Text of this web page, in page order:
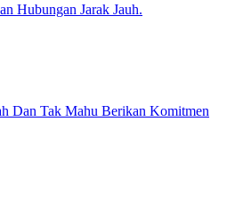
Hubungan Jarak Jauh.
Dan Tak Mahu Berikan Komitmen